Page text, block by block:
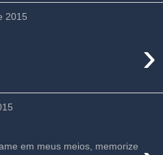
2015
›
em meus meios, memorize